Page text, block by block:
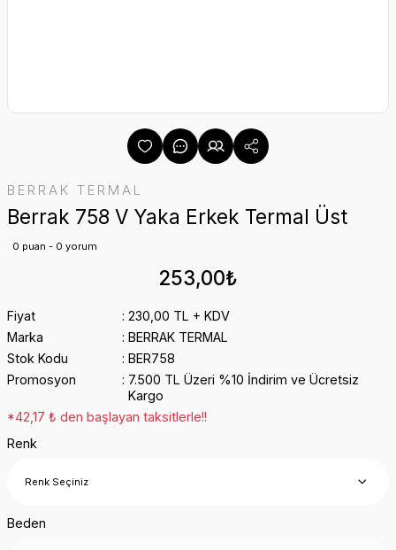
BERRAK TERMAL
Berrak 758 V Yaka Erkek Termal Üst
0 puan - 0 yorum
253,00₺
Fiyat
230,00 TL + KDV
Marka
BERRAK TERMAL
Stok Kodu
BER758
Promosyon
7.500 TL Üzeri %10 İndirim ve Ücretsiz
Kargo
*42,17 ₺ den başlayan taksitlerle!!
Renk
Beden